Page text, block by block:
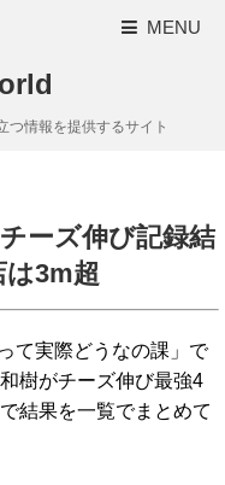
MENU
つ情報を提供するサイト
ーズ伸び記録結
は3m超
て実際どうなの課」で
樹がチーズ伸び最強4
結果を一覧でまとめて